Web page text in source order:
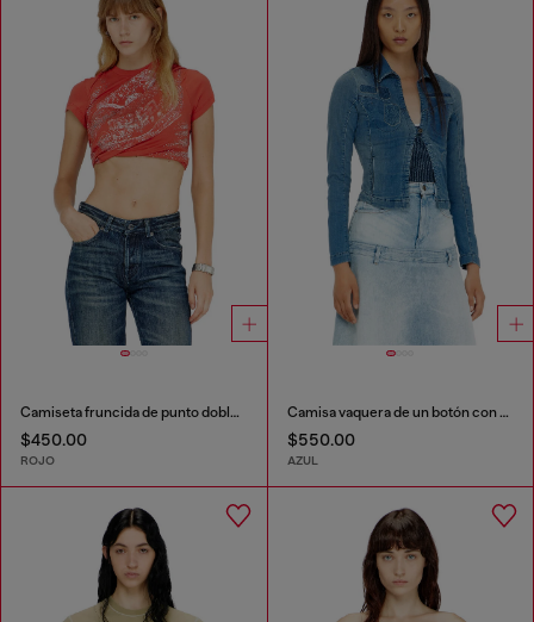
Camiseta fruncida de punto doble capa
$450.00
ROJO
Camisa vaquera de un botón con efecto patch
$550.00
AZUL